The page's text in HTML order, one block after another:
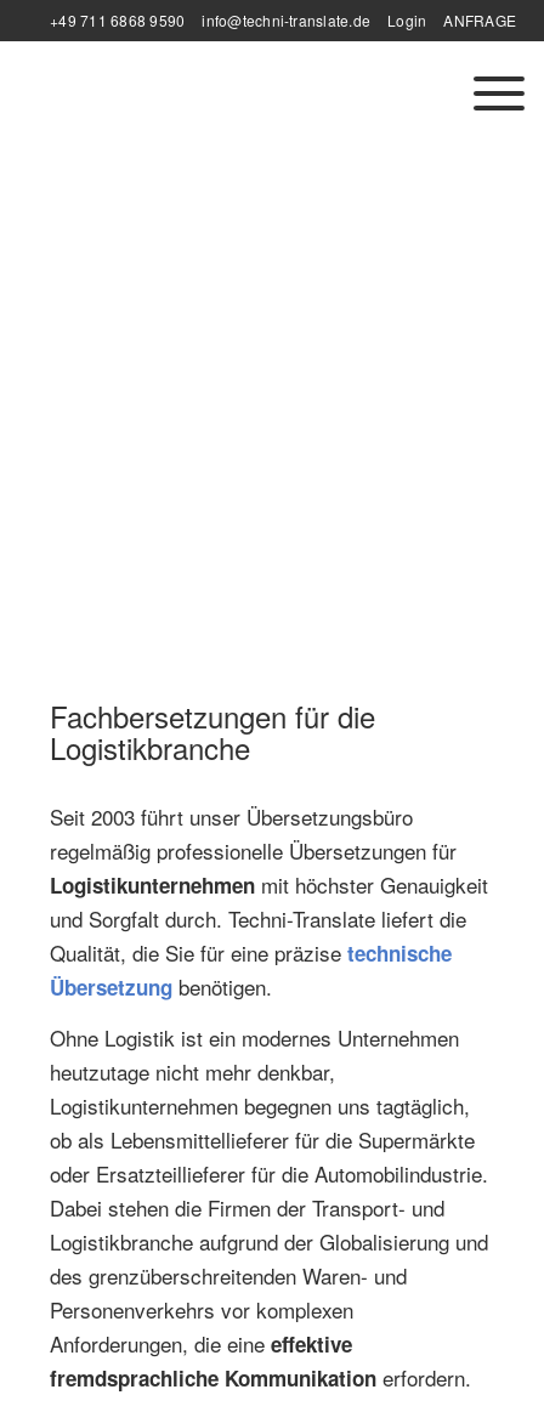
+49 711 6868 9590 info@techni-translate.de Login ANFRAGE
Fachbersetzungen für die
Logistikbranche
Seit 2003 führt unser Übersetzungsbüro
regelmäßig professionelle Übersetzungen für
Logistikunternehmen mit höchster Genauigkeit
und Sorgfalt durch. Techni-Translate liefert die
Qualität, die Sie für eine präzise technische
Übersetzung benötigen.
Ohne Logistik ist ein modernes Unternehmen
heutzutage nicht mehr denkbar,
Logistikunternehmen begegnen uns tagtäglich,
ob als Lebensmittellieferer für die Supermärkte
oder Ersatzteillieferer für die Automobilindustrie.
Dabei stehen die Firmen der Transport- und
Logistikbranche aufgrund der Globalisierung und
des grenzüberschreitenden Waren- und
Personenverkehrs vor komplexen
Anforderungen, die eine effektive
fremdsprachliche Kommunikation erfordern.